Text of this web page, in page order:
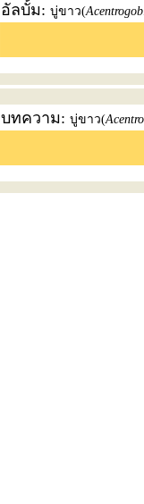
อัลบั้ม: บู่ขาว(
บทความ: บู่ขาว(